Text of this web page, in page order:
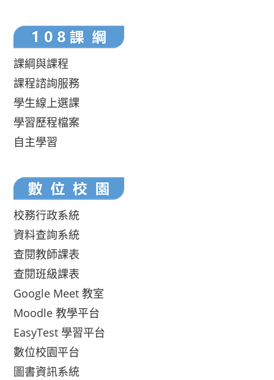
課綱與課程
課程諮詢服務
學生線上選課
學習歷程檔案
自主學習
校務行政系統
資料查詢系統
查閱教師課表
查閱班級課表
Google Meet 教室
Moodle 教學平台
EasyTest 學習平台
數位校園平台
圖書資訊系統